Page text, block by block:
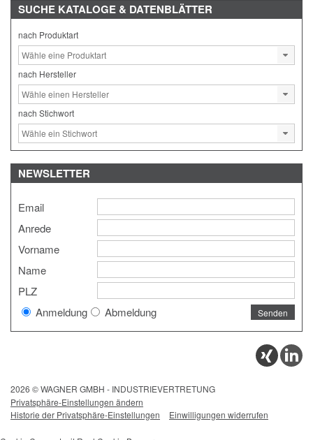
SUCHE KATALOGE & DATENBLÄTTER
nach Produktart
nach Hersteller
nach Stichwort
NEWSLETTER
Email
Anrede
Vorname
Name
PLZ
Anmeldung
Abmeldung
2026 © WAGNER GMBH - INDUSTRIEVERTRETUNG
Privatsphäre-Einstellungen ändern
Historie der Privatsphäre-Einstellungen
Einwilligungen widerrufen